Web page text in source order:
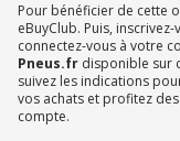
Pour bénéficier de cette
eBuyClub. Puis,
connectez-vous à votre
Pneus.fr disponible sur
suivez les indications
vos achats et profitez des
compte.